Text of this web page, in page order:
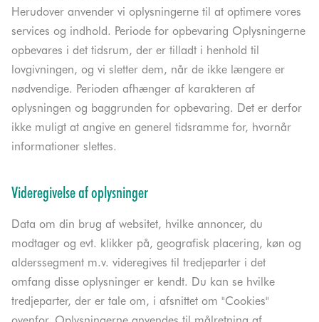
Herudover anvender vi oplysningerne til at optimere vores
services og indhold. Periode for opbevaring Oplysningerne
opbevares i det tidsrum, der er tilladt i henhold til
lovgivningen, og vi sletter dem, når de ikke længere er
nødvendige. Perioden afhænger af karakteren af
oplysningen og baggrunden for opbevaring. Det er derfor
ikke muligt at angive en generel tidsramme for, hvornår
informationer slettes.
Videregivelse af oplysninger
Data om din brug af websitet, hvilke annoncer, du
modtager og evt. klikker på, geografisk placering, køn og
alderssegment m.v. videregives til tredjeparter i det
omfang disse oplysninger er kendt. Du kan se hvilke
tredjeparter, der er tale om, i afsnittet om "Cookies"